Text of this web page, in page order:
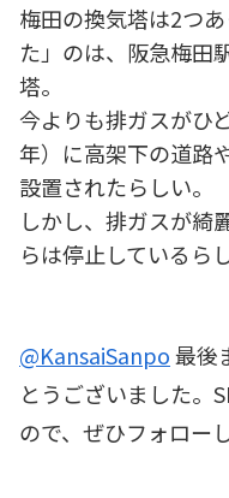
梅田の換気塔は2つ
た」のは、阪急梅田
塔。
今よりも排ガスがひ
年）に高架下の道路
設置されたらしい。
しかし、排ガスが綺
らは停止しているら
@KansaiSanpo最後
とうございました。
ので、ぜひフォロー